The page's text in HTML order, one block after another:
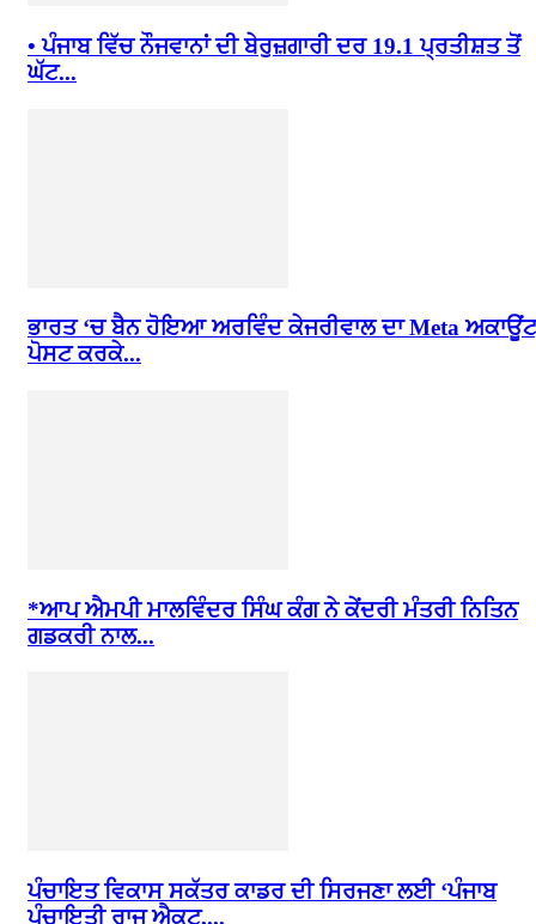
• ਪੰਜਾਬ ਵਿੱਚ ਨੌਜਵਾਨਾਂ ਦੀ ਬੇਰੁਜ਼ਗਾਰੀ ਦਰ 19.1 ਪ੍ਰਤੀਸ਼ਤ ਤੋਂ
ਘੱਟ...
ਭਾਰਤ ‘ਚ ਬੈਨ ਹੋਇਆ ਅਰਵਿੰਦ ਕੇਜਰੀਵਾਲ ਦਾ Meta
ਪੋਸਟ ਕਰਕੇ...
*ਆਪ ਐਮਪੀ ਮਾਲਵਿੰਦਰ ਸਿੰਘ ਕੰਗ ਨੇ ਕੇਂਦਰੀ ਮੰਤਰੀ ਨਿਤਿਨ
ਗਡਕਰੀ ਨਾਲ...
ਪੰਚਾਇਤ ਵਿਕਾਸ ਸਕੱਤਰ ਕਾਡਰ ਦੀ ਸਿਰਜਣਾ ਲਈ ‘ਪੰਜਾਬ
ਪੰਚਾਇਤੀ ਰਾਜ ਐਕਟ,...